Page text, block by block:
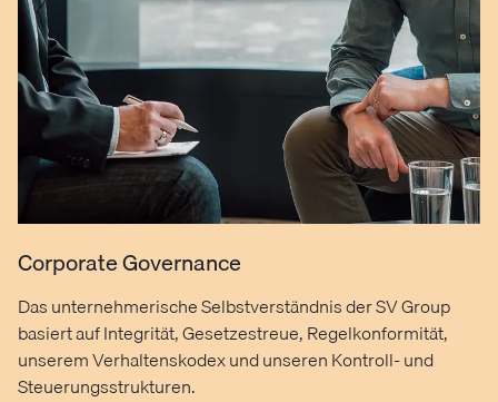
Corporate Governance
Das unternehmerische Selbstverständnis der SV Group
basiert auf Integrität, Gesetzestreue, Regelkonformität,
unserem Verhaltenskodex und unseren Kontroll- und
Steuerungsstrukturen.